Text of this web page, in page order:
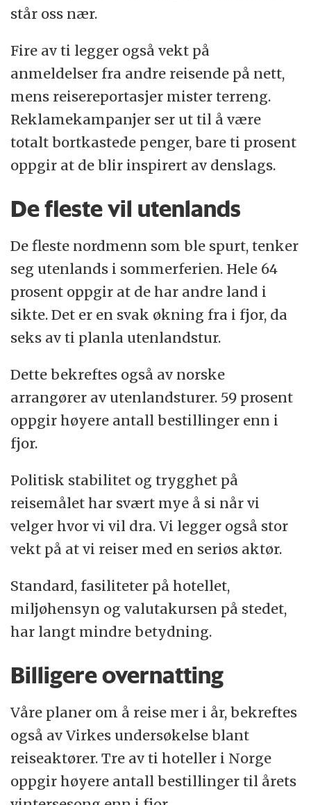
står oss nær.
Fire av ti legger også vekt på
anmeldelser fra andre reisende på nett,
mens reisereportasjer mister terreng.
Reklamekampanjer ser ut til å være
totalt bortkastede penger, bare ti prosent
oppgir at de blir inspirert av denslags.
De fleste vil utenlands
De fleste nordmenn som ble spurt, tenker
seg utenlands i sommerferien. Hele 64
prosent oppgir at de har andre land i
sikte. Det er en svak økning fra i fjor, da
seks av ti planla utenlandstur.
Dette bekreftes også av norske
arrangører av utenlandsturer. 59 prosent
oppgir høyere antall bestillinger enn i
fjor.
Politisk stabilitet og trygghet på
reisemålet har svært mye å si når vi
velger hvor vi vil dra. Vi legger også stor
vekt på at vi reiser med en seriøs aktør.
Standard, fasiliteter på hotellet,
miljøhensyn og valutakursen på stedet,
har langt mindre betydning.
Billigere overnatting
Våre planer om å reise mer i år, bekreftes
også av Virkes undersøkelse blant
reiseaktører. Tre av ti hoteller i Norge
oppgir høyere antall bestillinger til årets